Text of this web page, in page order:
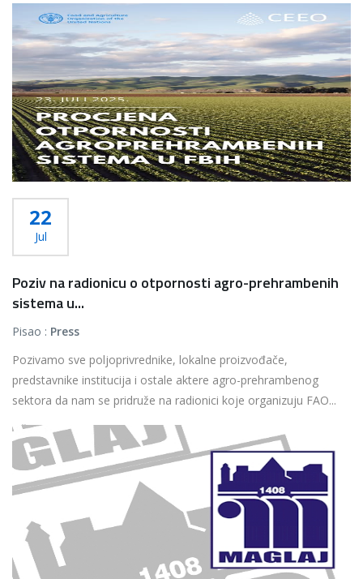
22
Jul
Poziv na radionicu o otpornosti agro-prehrambenih
sistema u...
Pisao : Press
Pozivamo sve poljoprivrednike, lokalne proizvođače,
predstavnike institucija i ostale aktere agro-prehrambenog
sektora da nam se pridruže na radionici koje organizuju FAO...
Više...